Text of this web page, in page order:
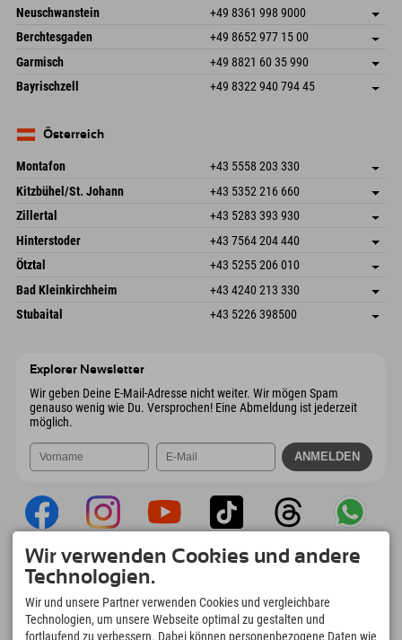
An der Breitach 3
87538 Fischen I. Allgäu
Deutschland
Adresse speichern
Anreiseinfos
Buchen
Neuschwanstein +49 8361 998 9000
An der Riese 45
87484 Nesselwang im Allgäu
Deutschland
Adresse speichern
Buchen
Berchtesgaden +49 8652 977 15 00
Hofreitstr. 7
83471 Schönau am Königssee
Deutschland
Adresse speichern
Anreiseinfos
Buchen
Garmisch +49 8821 60 35 990
Frickenstraße 22
82490 Farchant
Adresse speichern
Bayrischzell +49 8322 940 794 45
Deutschland
Österreich
Montafon +43 5558 203 330
Dorfstr. 127b
6793 Gaschurn/Montafon
Österreich
Adresse speichern
Anreiseinfos
Buchen
Kitzbühel/St. Johann +43 5352 216 660
Speckbacherstraße 87
Österreich
Adresse speichern
Buchen
Zillertal +43 5283 393 930
Schmiedau 2
6272 Kaltenbach im Zillertal
Österreich
Adresse speichern
Anreiseinfos
Buchen
Hinterstoder +43 7564 204 440
Freizeitpark 10
Österreich
Adresse speichern
Buchen
Ötztal +43 5255 206 010
Gscheat 14
6441 Umhausen
Österreich
Adresse speichern
Anreiseinfos
Buchen
Bad Kleinkirchheim +43 4240 213 330
Dorfstraße 24
Adresse speichern
Stubaital +43 5226 398500
Explorer Newsletter
Wir geben Deine E-Mail-Adresse nicht weiter. Wir mögen Spam
genauso wenig wie Du. Versprochen! Eine Abmeldung ist jederzeit
möglich.
Explorer App
Upload Deiner #ExplorerMoments, Mein
Explorer To Go mit Buchungsübersicht,
Bucketlist, Restaurantübersicht uvm. Jetzt
Wir verwenden Cookies und andere
Technologien.
Wir und unsere Partner verwenden Cookies und vergleichbare
Technologien, um unsere Webseite optimal zu gestalten und
fortlaufend zu verbessern. Dabei können personenbezogene Daten wie